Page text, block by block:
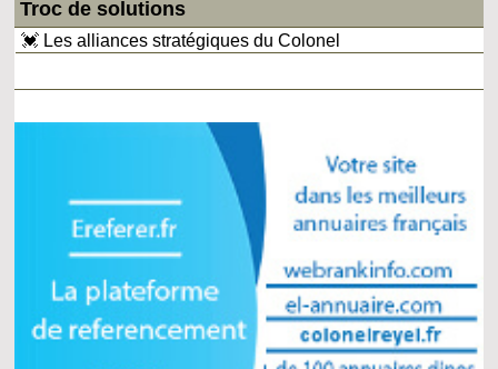
Troc de solutions
💓 Les alliances stratégiques du Colonel